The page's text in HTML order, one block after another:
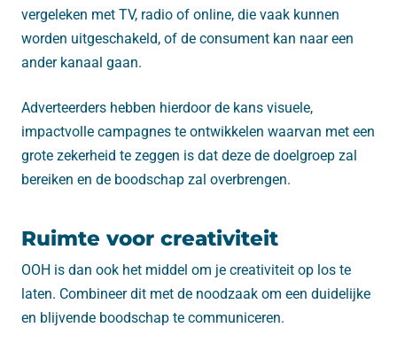
vergeleken met TV, radio of online, die vaak kunnen
worden uitgeschakeld, of de consument kan naar een
ander kanaal gaan.
Adverteerders hebben hierdoor de kans visuele,
impactvolle campagnes te ontwikkelen waarvan met een
grote zekerheid te zeggen is dat deze de doelgroep zal
bereiken en de boodschap zal overbrengen.
Ruimte voor creativiteit
OOH is dan ook het middel om je creativiteit op los te
laten. Combineer dit met de noodzaak om een ​​duidelijke
en blijvende boodschap te communiceren.